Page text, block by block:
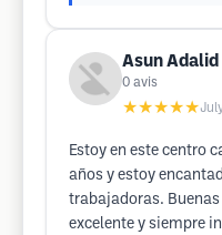
Asun Adalid
0 avis
★★★★★
Estoy en este centro
años y estoy
trabajadoras.
excelente y siempre